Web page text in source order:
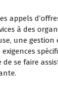
appels
à des
une gestion
de se faire